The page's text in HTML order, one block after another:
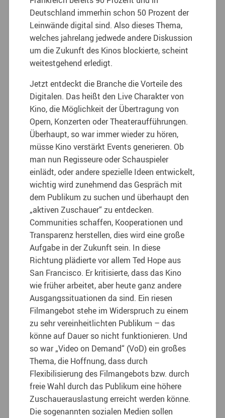
Deutschland immerhin schon 50 Prozent der
Leinwände digital sind. Also dieses Thema,
welches jahrelang jedwede andere Diskussion
um die Zukunft des Kinos blockierte, scheint
weitestgehend erledigt.
Jetzt entdeckt die Branche die Vorteile des
Digitalen. Das heißt den Live Charakter von
Kino, die Möglichkeit der Übertragung von
Opern, Konzerten oder Theateraufführungen.
Überhaupt, so war immer wieder zu hören,
müsse Kino verstärkt Events generieren. Ob
man nun Regisseure oder Schauspieler
einlädt, oder andere spezielle Ideen entwickelt,
wichtig wird zunehmend das Gespräch mit
dem Publikum zu suchen und überhaupt den
„aktiven Zuschauer“ zu entdecken.
Communities schaffen, Kooperationen und
Transparenz herstellen, dies wird eine große
Aufgabe in der Zukunft sein. In diese
Richtung plädierte vor allem Ted Hope aus
San Francisco. Er kritisierte, dass das Kino
wie früher arbeitet, aber heute ganz andere
Ausgangssituationen da sind. Ein riesen
Filmangebot stehe im Widerspruch zu einem
zu sehr vereinheitlichten Publikum – das
könne auf Dauer so nicht funktionieren. Und
so war „Video on Demand“ (VoD) ein großes
Thema, die Hoffnung, dass durch
Flexibilisierung des Filmangebots bzw. durch
freie Wahl durch das Publikum eine höhere
Zuschauerauslastung erreicht werden könne.
Die sogenannten sozialen Medien sollen